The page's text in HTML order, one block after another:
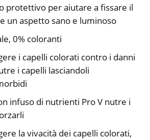
protettivo per aiutare a fissare il
un aspetto sano e luminoso
0% coloranti
i capelli colorati contro i danni
i capelli lasciandoli
infuso di nutrienti Pro V nutre i
la vivacità dei capelli colorati,